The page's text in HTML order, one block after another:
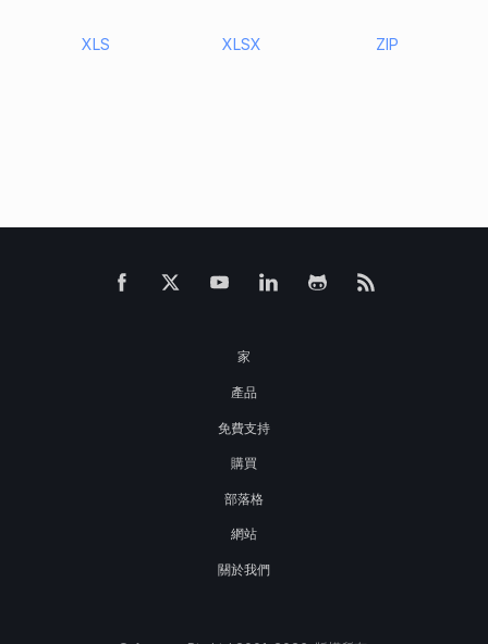
XLS XLSX ZIP
家
產品
免費支持
購買
部落格
網站
關於我們